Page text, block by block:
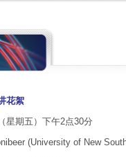
花絮
星期五）下午2点30分
(University of New